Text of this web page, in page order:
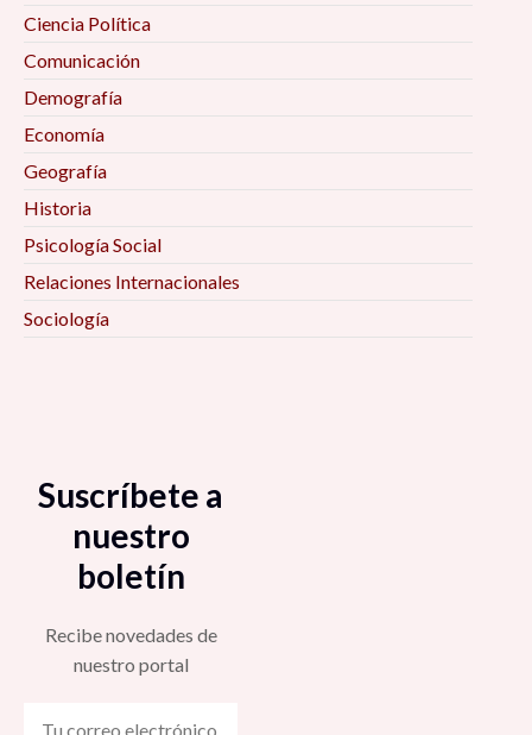
Ciencia Política
Comunicación
Demografía
Economía
Geografía
Historia
Psicología Social
Relaciones Internacionales
Sociología
Suscríbete a
nuestro
boletín
Recibe novedades de
nuestro portal